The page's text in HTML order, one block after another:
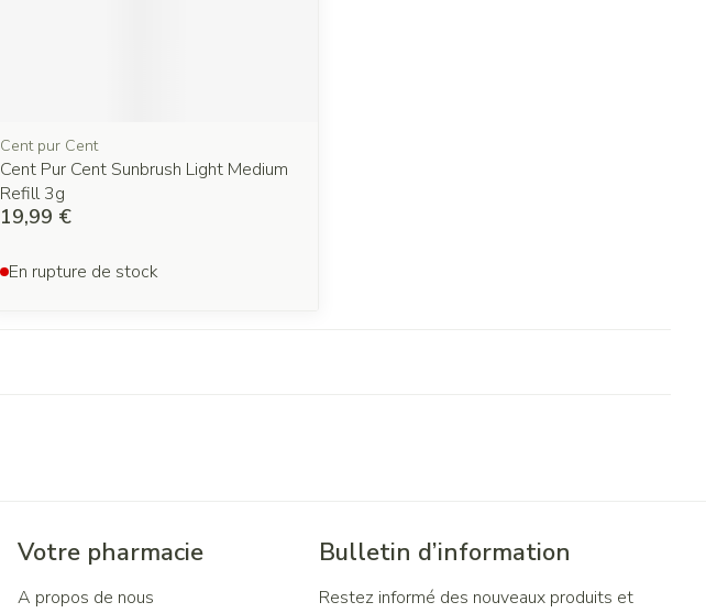
Cent pur Cent
Cent Pur Cent Sunbrush Light Medium
Refill 3g
19,99 €
En rupture de stock
Votre pharmacie
A propos de nous
Bulletin d’information
Restez informé des nouveaux produits et